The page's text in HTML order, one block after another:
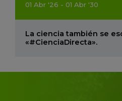
01 Abr '26 - 01 Abr '30
La ciencia también se
«#CienciaDirecta».